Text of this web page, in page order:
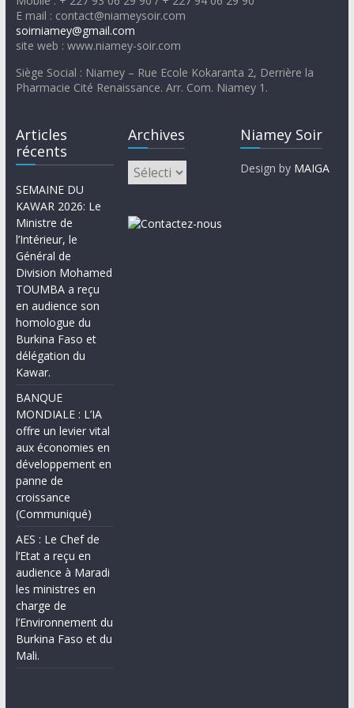
E mail : contact@niameysoir.com
soirniamey@gmail.com
site web : www.niamey-soir.com
Siège Social : Niamey – Rue Ecole Kokaranta 2, Derrière la
Pharmacie Cité Renaissance. Arr. Com. Niamey 1.
Articles
récents
SEMAINE DU
KAWAR 2026: Le
Ministre de
l’Intérieur, le
Général de
Division Mohamed
TOUMBA a reçu
en audience son
homologue du
Burkina Faso et
délégation du
Kawar.
BANQUE
MONDIALE : L’IA
offre un levier vital
aux économies en
développement en
panne de
croissance
(Communiqué)
AES : Le Chef de
l’Etat a reçu en
audience à Maradi
les ministres en
charge de
l’Environnement du
Burkina Faso et du
Mali.
Archives Niamey Soir
Design by MAIGA